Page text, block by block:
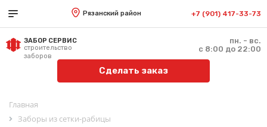
Рязанский район +7 (901) 417-33-73
ЗАБОР СЕРВИС
строительство
заборов
пн. - вс.
с 8:00 до 22:00
Сделать заказ
Главная
Заборы из сетки-рабицы